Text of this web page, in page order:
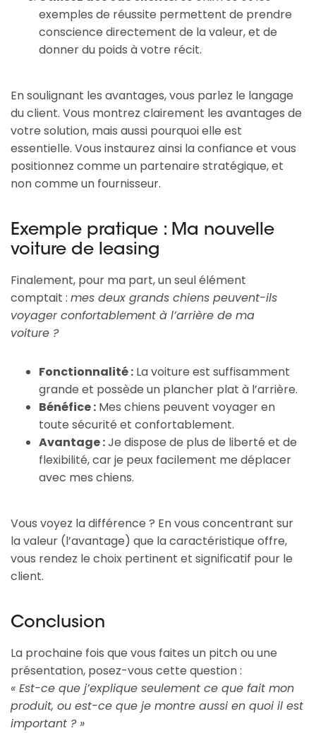
exemples de réussite permettent de prendre
conscience directement de la valeur, et de
donner du poids à votre récit.
En soulignant les avantages, vous parlez le langage
du client. Vous montrez clairement les avantages de
votre solution, mais aussi pourquoi elle est
essentielle. Vous instaurez ainsi la confiance et vous
positionnez comme un partenaire stratégique, et
non comme un fournisseur.
Exemple pratique : Ma nouvelle
voiture de leasing
Finalement, pour ma part, un seul élément
comptait : mes deux grands chiens peuvent-ils
voyager confortablement à l’arrière de ma
voiture ?
Fonctionnalité : La voiture est suffisamment
grande et possède un plancher plat à l’arrière.
Bénéfice : Mes chiens peuvent voyager en
toute sécurité et confortablement.
Avantage :Je dispose de plus de liberté et de
flexibilité, car je peux facilement me déplacer
avec mes chiens.
Vous voyez la différence ? En vous concentrant sur
la valeur (l’avantage) que la caractéristique offre,
vous rendez le choix pertinent et significatif pour le
client.
Conclusion
La prochaine fois que vous faites un pitch ou une
présentation, posez-vous cette question :
« Est-ce que j’explique seulement ce que fait mon
produit, ou est-ce que je montre aussi en quoi il est
important ? »